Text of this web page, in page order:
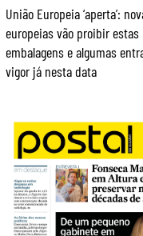
União Europeia ‘aperta’:
europeias vão proibir estas
embalagens e algumas
vigor já nesta data